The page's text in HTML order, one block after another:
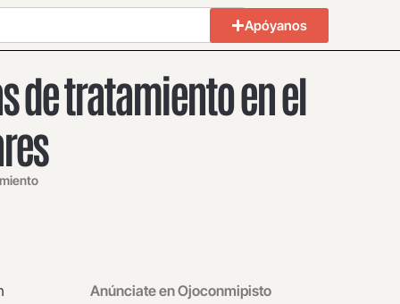
Apóyanos
de tratamiento en el
Anúnciate en Ojoconmipisto